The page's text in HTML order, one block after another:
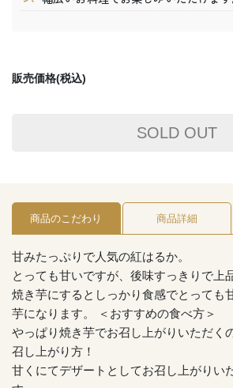
販売価格(税込)
SOLD OUT
商品のこだわり 商品詳細
甘みたっぷりで人気の紅はるか。
とっても甘いですが、後味すっきりで上
焼き芋にするとしっかり食感でとっても
芋になります。 ＜おすすめの食べ方＞
やっぱり焼き芋でお召し上がりいただく
召し上がり方！
甘くにてデザートとしてお召し上がりい